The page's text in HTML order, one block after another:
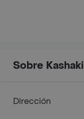
Sobre Kashaki
Dirección